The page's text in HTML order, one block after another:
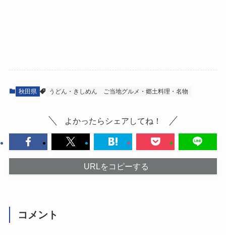
秋田県 うどん・きしめん ご当地グルメ・郷土料理・名物
よかったらシェアしてね！
URLをコピーする
コメント